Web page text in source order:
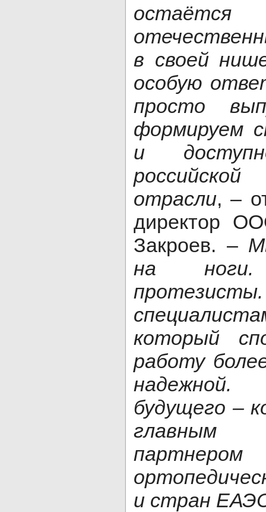
в своей
особую
просто
формируем
и
отрасли, –
директор
Закроев. –
на
который
работу
будущего –
главным
и стран